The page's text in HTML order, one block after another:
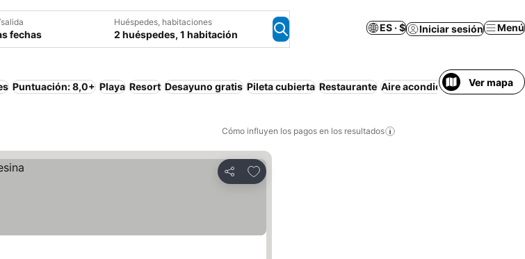
fechas
Huéspedes, habitaciones
2 huéspedes, 1 habitación
ES · $ Iniciar sesión Menú
Puntuación: 8,0+ Playa Resort Desayuno gratis Pileta cubierta Restaurante Aire acondicionado Piscina
Ver mapa
Cómo influyen los pagos en los resultados
Compartir
Añadir a favoritos